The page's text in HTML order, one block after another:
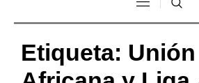
Etiqueta: Unión